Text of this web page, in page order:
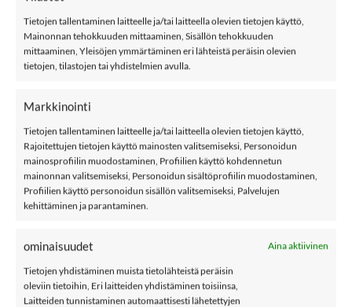
Tietojen tallentaminen laitteelle ja/tai laitteella olevien tietojen käyttö,
Mainonnan tehokkuuden mittaaminen, Sisällön tehokkuuden
mittaaminen, Yleisöjen ymmärtäminen eri lähteistä peräisin olevien
tietojen, tilastojen tai yhdistelmien avulla.
Markkinointi
Tietojen tallentaminen laitteelle ja/tai laitteella olevien tietojen käyttö,
Rajoitettujen tietojen käyttö mainosten valitsemiseksi, Personoidun
mainosprofiilin muodostaminen, Profiilien käyttö kohdennetun
mainonnan valitsemiseksi, Personoidun sisältöprofiilin muodostaminen,
Profiilien käyttö personoidun sisällön valitsemiseksi, Palvelujen
kehittäminen ja parantaminen.
ominaisuudet Aina aktiivinen
Tietojen yhdistäminen muista tietolähteistä peräisin
oleviin tietoihin, Eri laitteiden yhdistäminen toisiinsa,
Laitteiden tunnistaminen automaattisesti lähetettyjen
KUVAUS
LISÄTIEDOT
METSOLA BEAR SHIRT LS trikoopaita,
Spring Green
METSOLAN todella suloinen karhukuosinen trikoopaita.
Puuvillaista, erittäin joustavaa materiaalia. Koossa
Metsola on yksi Suomen vanhimmista
lastenvaatebrändeistä. Se valmistaa tuotteensa puuvillasta
lähituotantona. Ökö-Tex -stantardi 100.